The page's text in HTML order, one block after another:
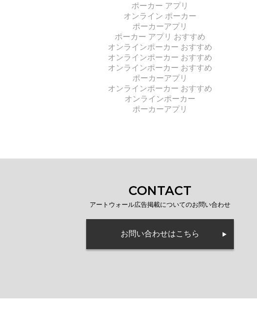
ポーカー アプリ
オンライン ポーカー
ポーカーアプリ
ポーカー アプリ おすすめ
オンラインポーカー おすすめ
オンラインポーカー おすすめ
オンラインポーカー おすすめ
ポーカーアプリ
オンラインポーカー おすすめ
オンラインポーカー
ポーカーアプリ
CONTACT
アートウォール広告掲載についてのお問い合わせ
お問い合わせはこちら